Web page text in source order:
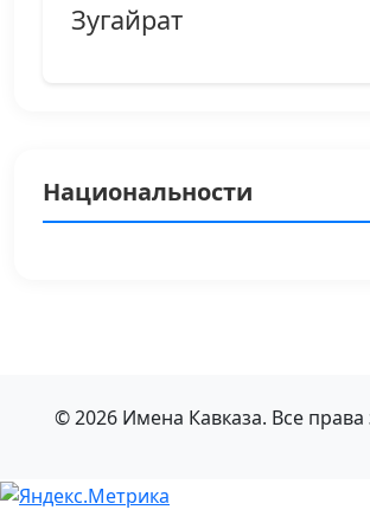
Зугайрат
Национальности
© 2026 Имена Кавказа. Все